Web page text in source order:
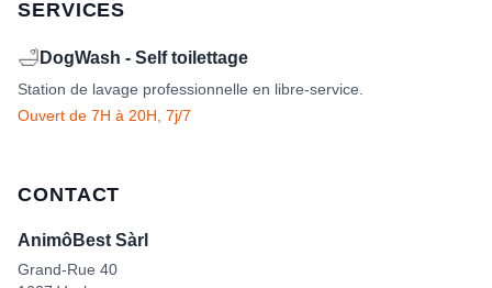
SERVICES
🛁 DogWash - Self toilettage
Station de lavage professionnelle en libre-service.
Ouvert de 7H à 20H, 7j/7
CONTACT
AnimôBest Sàrl
Grand-Rue 40